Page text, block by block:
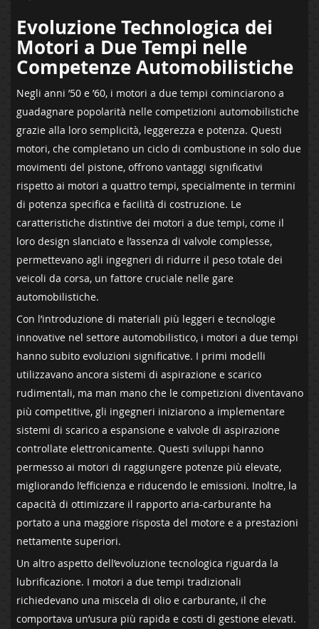
Evoluzione Technologica dei
Motori a Due Tempi nelle
Competenze Automobilistiche
Negli ⁣anni ’50 e ’60, ⁣i ⁣motori a‍ due tempi ⁣cominciarono a
guadagnare popolarità‌ nelle competizioni automobilistiche
⁤grazie alla loro‌ semplicità, leggerezza⁣ e potenza.‍ Questi⁣
motori, che completano un ciclo ⁣di combustione in solo due
‍movimenti del pistone, offrono vantaggi significativi
rispetto​ ai motori a quattro tempi, ⁢specialmente‍ in termini
di potenza ​specifica e⁣ facilità⁢ di⁢ costruzione. Le
caratteristiche distintive dei ‍motori a due tempi, come il
loro design slanciato e l’assenza⁣ di valvole complesse,
permettevano agli ingegneri di⁣ ridurre il ​peso totale dei
veicoli da corsa, un⁣ fattore ⁣cruciale ⁤nelle gare
automobilistiche.
Con​ l’introduzione di‌ materiali più‍ leggeri e tecnologie
innovative nel settore automobilistico, i motori a due tempi
⁤hanno subito evoluzioni significative. I primi ⁣modelli⁣
utilizzavano ancora sistemi di aspirazione ⁤e scarico
⁣rudimentali, ma man mano che le​ competizioni diventavano
più competitive, gli⁤ ingegneri ‌iniziarono⁢ a implementare
sistemi di scarico a ⁣espansione e valvole di aspirazione
controllate elettronicamente. ​Questi ⁤sviluppi hanno
permesso‍ ai motori di raggiungere‌ potenze⁤ più elevate,
migliorando l’efficienza e riducendo le emissioni. Inoltre, ‍la
⁤capacità di ottimizzare ⁢il⁣ rapporto aria-carburante ha
portato⁤ a una maggiore risposta del‌ motore e a prestazioni
nettamente superiori.
Un​ altro aspetto dell’evoluzione​ tecnologica riguarda la
lubrificazione. I‍ motori a due tempi⁢ tradizionali
richiedevano una miscela‍ di olio e carburante, il che
comportava un’usura più rapida e costi di gestione​ elevati.⁣